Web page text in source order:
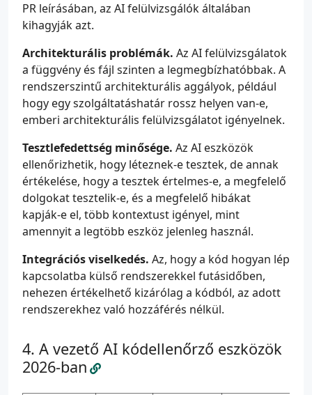
PR leírásában, az AI felülvizsgálók általában
kihagyják azt.
Architekturális problémák. Az AI felülvizsgálatok
a függvény és fájl szinten a legmegbízhatóbbak. A
rendszerszintű architekturális aggályok, például
hogy egy szolgáltatáshatár rossz helyen van-e,
emberi architekturális felülvizsgálatot igényelnek.
Tesztlefedettség minősége. Az AI eszközök
ellenőrizhetik, hogy léteznek-e tesztek, de annak
értékelése, hogy a tesztek értelmes-e, a megfelelő
dolgokat tesztelik-e, és a megfelelő hibákat
kapják-e el, több kontextust igényel, mint
amennyit a legtöbb eszköz jelenleg használ.
Integrációs viselkedés. Az, hogy a kód hogyan lép
kapcsolatba külső rendszerekkel futásidőben,
nehezen értékelhető kizárólag a kódból, az adott
rendszerekhez való hozzáférés nélkül.
A vezető AI kódellenőrző eszközök
2026-ban